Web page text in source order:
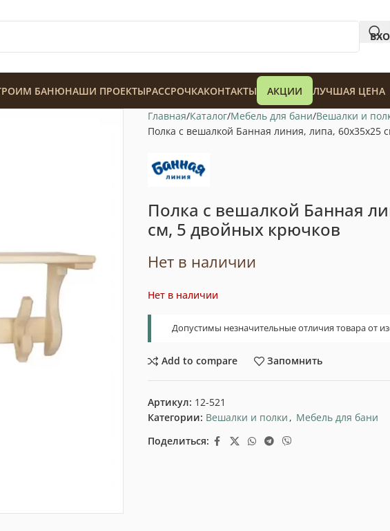
128 900 ₸
БАНЮНАШИ ПРОЕКТЫРАССРОЧКАКОНТАКТЫ АКЦИИ ЛУЧШАЯ ЦЕНА
Главная Каталог Мебель для бани Вешалки и
Полка с вешалкой Банная линия, липа, 60x35x25
Полка с вешалкой Банная
см, 5 двойных крючков
Нет в наличии
Нет в наличии
Допустимы незначительные отличия товара от
Add to compare Запомнить
Артикул: 12-521
Категории: Вешалки и полки , Мебель для бани
Поделиться: